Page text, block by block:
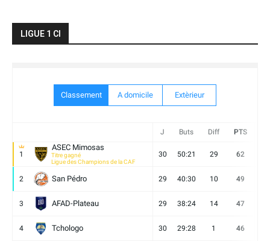
LIGUE 1 CI
Classement A domicile Extèrieur
J Buts Diff PTS
1
ASEC Mimosas
Titre gagné
Ligue des Champions de la CAF
30 50:21 29 62
2 San Pédro 29 40:30 10 49
3 AFAD-Plateau 29 38:24 14 47
4 Tchologo 30 29:28 1 46